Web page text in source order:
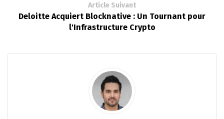
Article Suivant
Deloitte Acquiert Blocknative : Un Tournant pour
l'Infrastructure Crypto